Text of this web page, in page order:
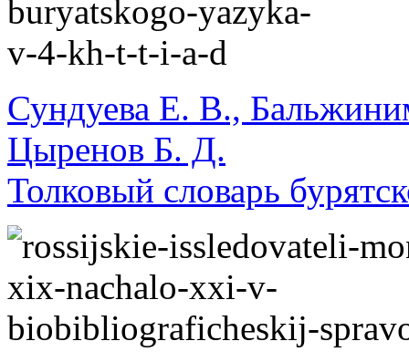
Сундуева Е. В.,
Цыренов Б. Д.
Толковый словарь